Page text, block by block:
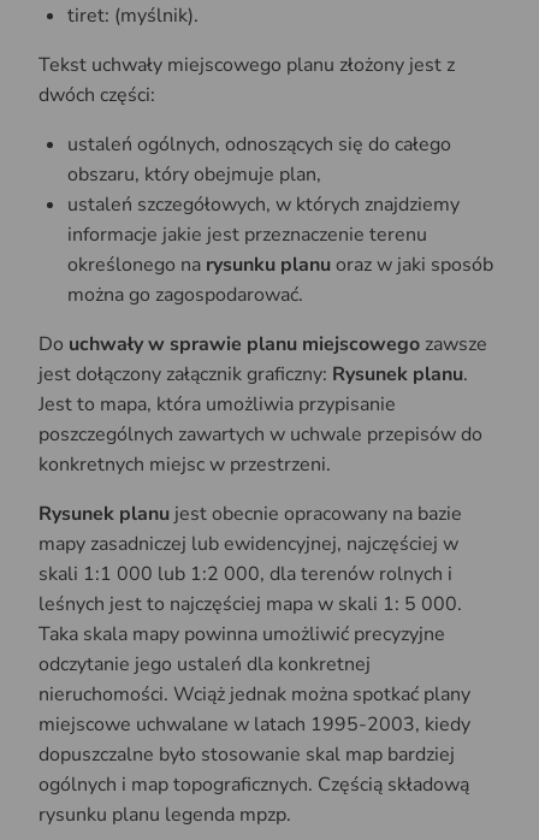
tiret: (myślnik).
Tekst uchwały miejscowego planu złożony jest z
dwóch części:
ustaleń ogólnych, odnoszących się do całego
obszaru, który obejmuje plan,
ustaleń szczegółowych, w których znajdziemy
informacje jakie jest przeznaczenie terenu
określonego na rysunku planuoraz w jaki sposób
można go zagospodarować.
Do uchwały w sprawie planu miejscowego zawsze
jest dołączony załącznik graficzny: Rysunek planu.
Jest to mapa, która umożliwia przypisanie
poszczególnych zawartych w uchwale przepisów do
konkretnych miejsc w przestrzeni.
Rysunek planu jest obecnie opracowany na bazie
mapy zasadniczej lub ewidencyjnej, najczęściej w
skali 1:1 000 lub 1:2 000, dla terenów rolnych i
leśnych jest to najczęściej mapa w skali 1: 5 000.
Taka skala mapy powinna umożliwić precyzyjne
odczytanie jego ustaleń dla konkretnej
nieruchomości. Wciąż jednak można spotkać plany
miejscowe uchwalane w latach 1995-2003, kiedy
dopuszczalne było stosowanie skal map bardziej
ogólnych i map topograficznych. Częścią składową
rysunku planu legenda mpzp.